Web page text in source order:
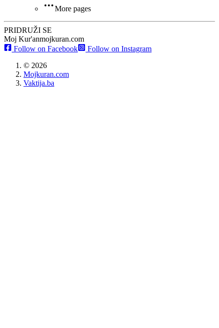
More pages
PRIDRUŽI SE
Moj Kur'anmojkuran.com
Follow on Facebook
Follow on Instagram
© 2026
Mojkuran.com
Vaktija.ba